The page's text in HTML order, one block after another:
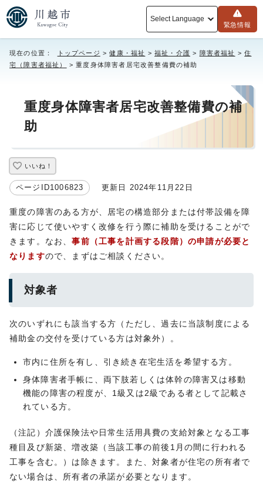
Select Language
緊急情報
現在の位置： トップページ >健康・福祉 >福祉・介護 > 障害者福祉 >住
宅（障害者福祉）
> 重度身体障害者居宅改善整備費の補助
重度身体障害者居宅改善整備費の補
助
いいね！
ページID1006823 更新日 2024年11月22日
重度の障害のある方が、居宅の構造部分または付帯設備を障
害に応じて使いやすく改修を行う際に補助を受けることがで
きます。なお、事前（工事を計画する段階）の申請が必要と
なりますので、まずはご相談ください。
対象者
次のいずれにも該当する方（ただし、過去に当該制度による
補助金の交付を受けている方は対象外）。
市内に住所を有し、引き続き在宅生活を希望する方。
身体障害者手帳に、両下肢若しくは体幹の障害又は移動
機能の障害の程度が、1級又は2級である者として記載さ
れている方。
（注記）介護保険法や日常生活用具費の支給対象となる工事
種目及び新築、増改築（当該工事の前後1月の間に行われる
工事を含む。）は除きます。また、対象者が住宅の所有者で
ない場合は、所有者の承諾が必要となります。